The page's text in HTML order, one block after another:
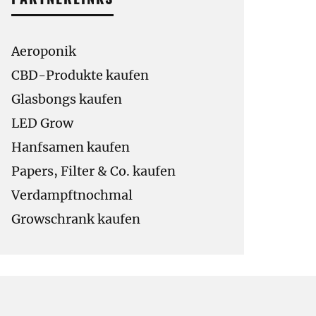
Aeroponik
CBD-Produkte kaufen
Glasbongs kaufen
LED Grow
Hanfsamen kaufen
Papers, Filter & Co. kaufen
Verdampftnochmal
Growschrank kaufen